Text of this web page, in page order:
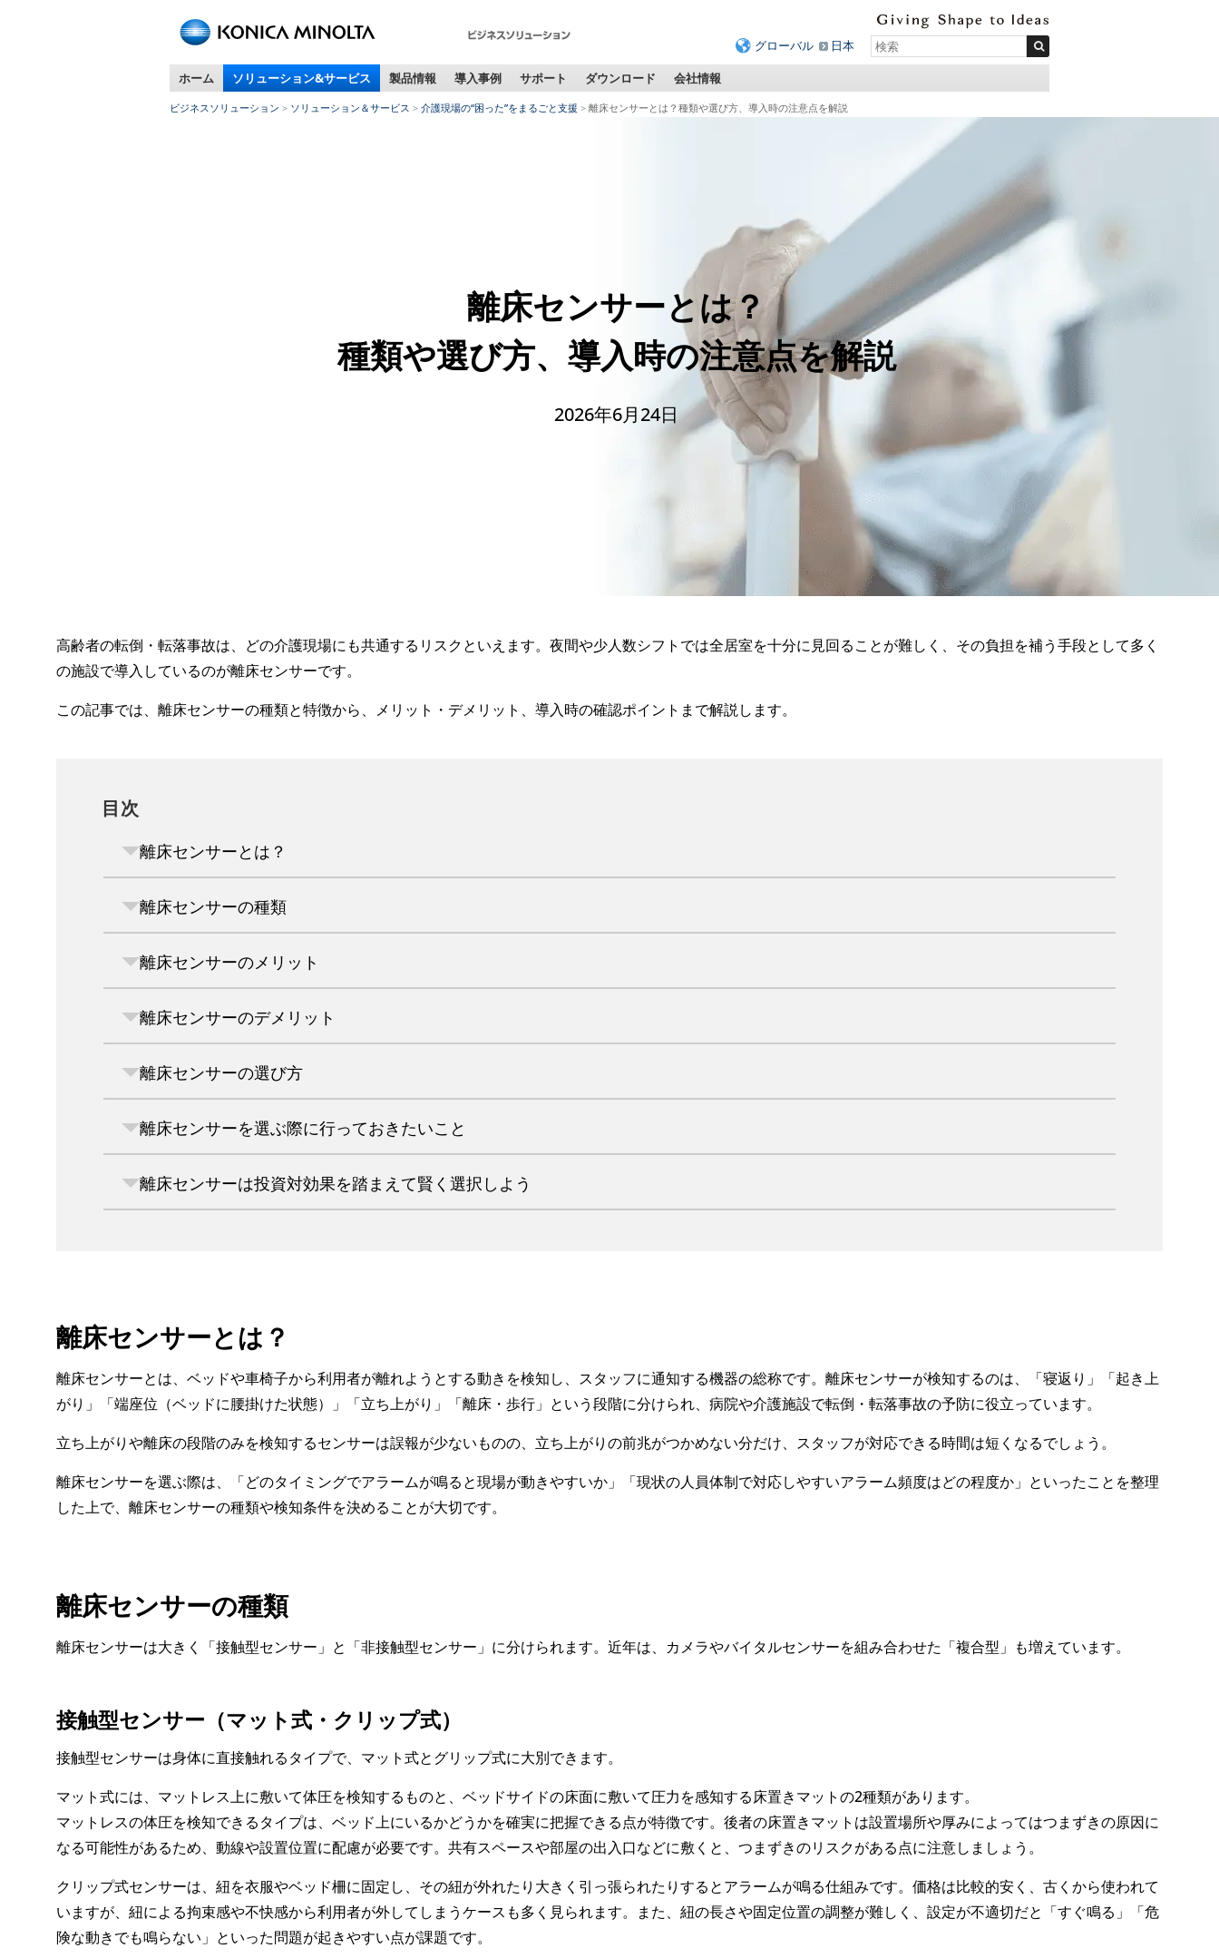
グローバル
日本
ホーム
ソリューション&サービス 製品情報 導入事例 サポート ダウンロード 会社情報
ビジネスソリューション ソリューション＆サービス 介護現場の“困った”をまるごと支援 離床センサーとは？種類や選び方、導入時の注意点を解説
離床センサーとは？
種類や選び方、導入時の注意点を解説
2026年6⽉24⽇
高齢者の転倒・転落事故は、どの介護現場にも共通するリスクといえます。夜間や少人数シフトでは全居室を十分に見回ることが難しく、その負担を補う手段として多く
の施設で導入しているのが離床センサーです。
この記事では、離床センサーの種類と特徴から、メリット・デメリット、導入時の確認ポイントまで解説します。
目次
離床センサーとは？
離床センサーの種類
離床センサーのメリット
離床センサーのデメリット
離床センサーの選び方
離床センサーを選ぶ際に行っておきたいこと
離床センサーは投資対効果を踏まえて賢く選択しよう
離床センサーとは？
離床センサーとは、ベッドや車椅子から利用者が離れようとする動きを検知し、スタッフに通知する機器の総称です。離床センサーが検知するのは、「寝返り」「起き上
がり」「端座位（ベッドに腰掛けた状態）」「立ち上がり」「離床・歩行」という段階に分けられ、病院や介護施設で転倒・転落事故の予防に役立っています。
立ち上がりや離床の段階のみを検知するセンサーは誤報が少ないものの、立ち上がりの前兆がつかめない分だけ、スタッフが対応できる時間は短くなるでしょう。
離床センサーを選ぶ際は、「どのタイミングでアラームが鳴ると現場が動きやすいか」「現状の人員体制で対応しやすいアラーム頻度はどの程度か」といったことを整理
した上で、離床センサーの種類や検知条件を決めることが大切です。
離床センサーの種類
離床センサーは大きく「接触型センサー」と「非接触型センサー」に分けられます。近年は、カメラやバイタルセンサーを組み合わせた「複合型」も増えています。
接触型センサー（マット式・クリップ式）
接触型センサーは身体に直接触れるタイプで、マット式とグリップ式に大別できます。
マット式には、マットレス上に敷いて体圧を検知するものと、ベッドサイドの床面に敷いて圧力を感知する床置きマットの2種類があります。
マットレスの体圧を検知できるタイプは、ベッド上にいるかどうかを確実に把握できる点が特徴です。後者の床置きマットは設置場所や厚みによってはつまずきの原因に
なる可能性があるため、動線や設置位置に配慮が必要です。共有スペースや部屋の出入口などに敷くと、つまずきのリスクがある点に注意しましょう。
クリップ式センサーは、紐を衣服やベッド柵に固定し、その紐が外れたり大きく引っ張られたりするとアラームが鳴る仕組みです。価格は比較的安く、古くから使われて
いますが、紐による拘束感や不快感から利用者が外してしまうケースも多く見られます。また、紐の長さや固定位置の調整が難しく、設定が不適切だと「すぐ鳴る」「危
険な動きでも鳴らない」といった問題が起きやすい点が課題です。